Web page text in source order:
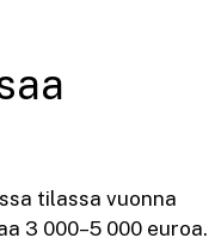
tilassa vuonna
3 000–5 000 euroa.